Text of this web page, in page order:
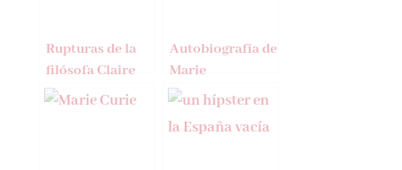
Rupturas de la
filósofa Claire
Marin
Autobiografía de
Marie
Fredriksson,
cantante de
Roxette